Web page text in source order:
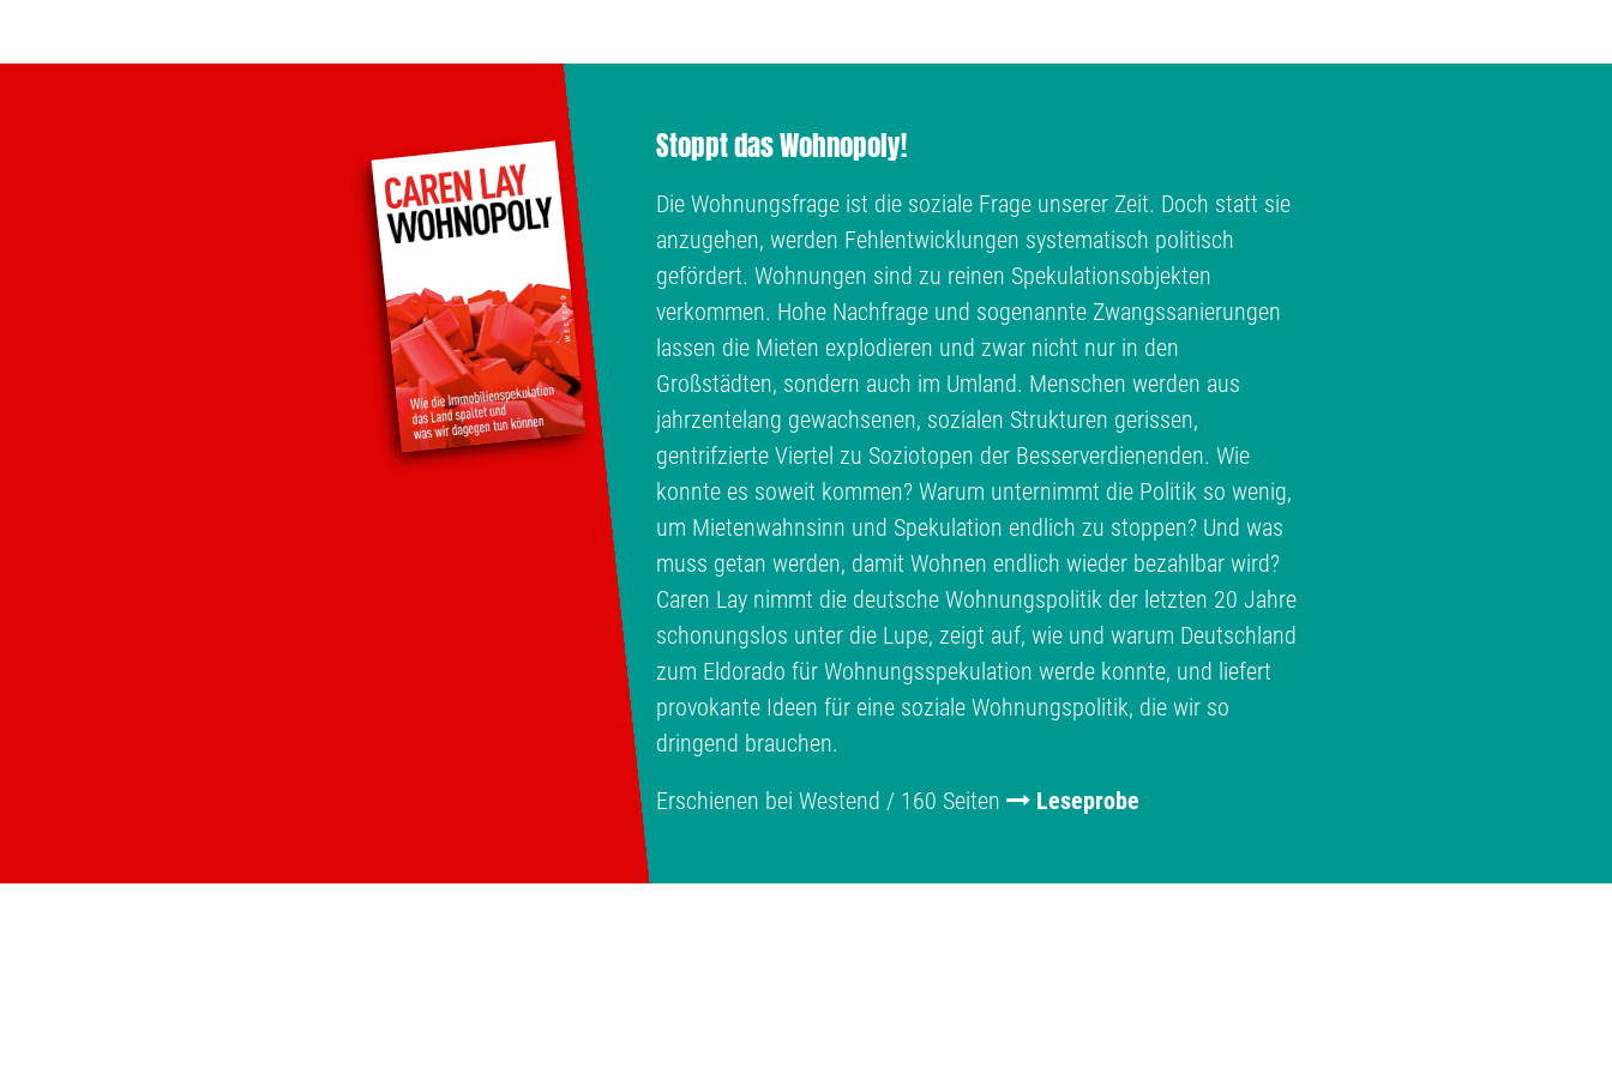
Stoppt das Wohnopoly!
Die Wohnungsfrage ist die soziale Frage unserer Zeit. Doch statt sie
anzugehen, werden Fehlentwicklungen systematisch politisch
gefördert. Wohnungen sind zu reinen Spekulationsobjekten
verkommen. Hohe Nachfrage und sogenannte Zwangssanierungen
lassen die Mieten explodieren und zwar nicht nur in den
Großstädten, sondern auch im Umland. Menschen werden aus
jahrzentelang gewachsenen, sozialen Strukturen gerissen,
gentrifzierte Viertel zu Soziotopen der Besserverdienenden. Wie
konnte es soweit kommen? Warum unternimmt die Politik so wenig,
um Mietenwahnsinn und Spekulation endlich zu stoppen? Und was
muss getan werden, damit Wohnen endlich wieder bezahlbar wird?
Caren Lay nimmt die deutsche Wohnungspolitik der letzten 20 Jahre
schonungslos unter die Lupe, zeigt auf, wie und warum Deutschland
zum Eldorado für Wohnungsspekulation werde konnte, und liefert
provokante Ideen für eine soziale Wohnungspolitik, die wir so
dringend brauchen.
Erschienen bei Westend / 160 Seiten
Leseprobe